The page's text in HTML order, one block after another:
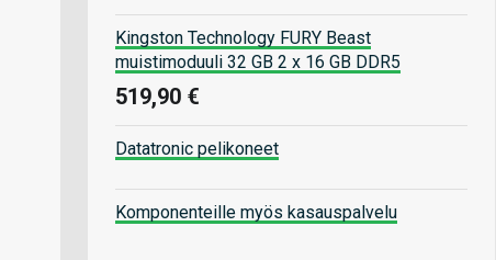
Kingston Technology FURY Beast
muistimoduuli 32 GB 2 x 16 GB DDR5
519,90 €
Datatronic pelikoneet
Komponenteille myös kasauspalvelu